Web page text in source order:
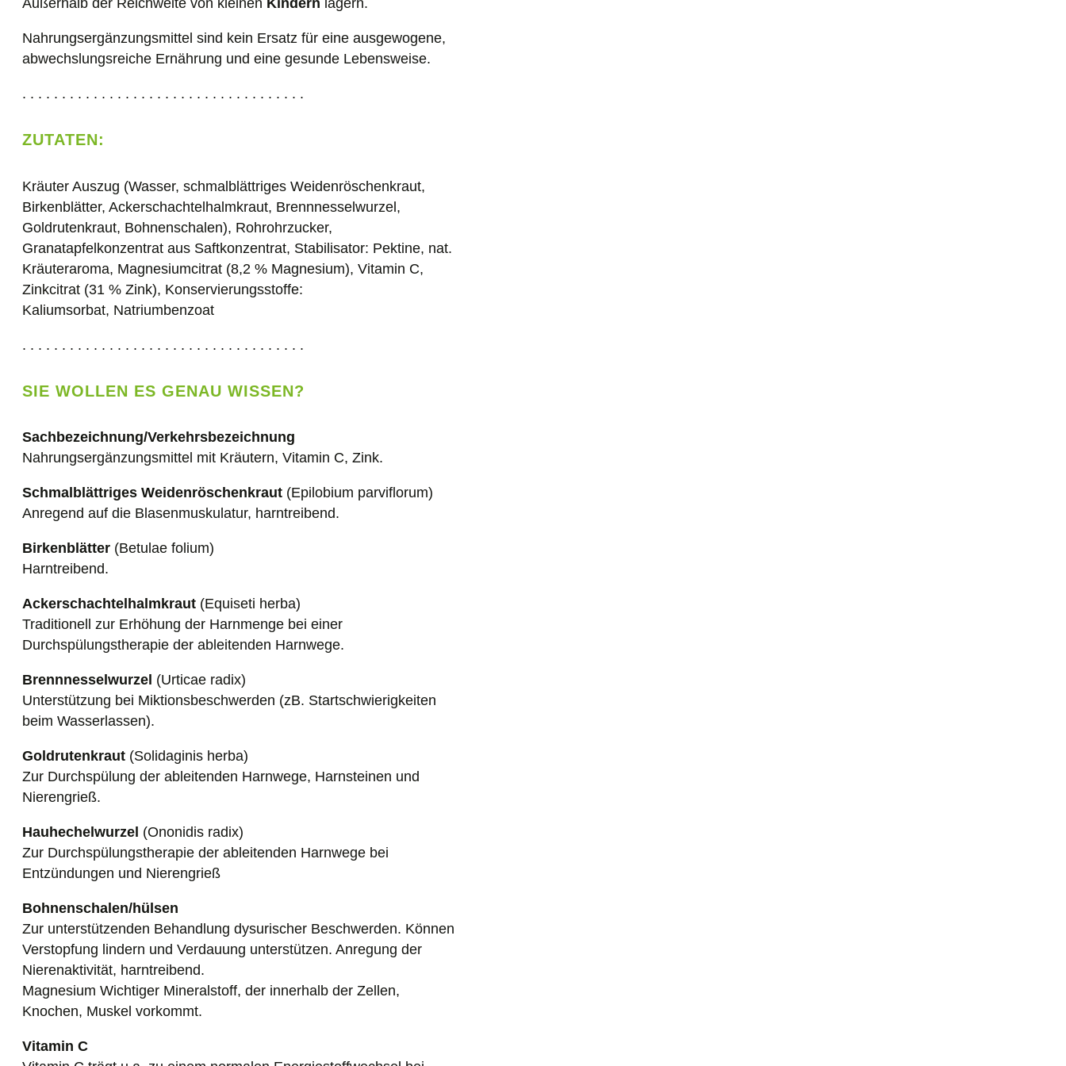
Nahrungsergänzungsmittel sind kein Ersatz für eine ausgewogene,
abwechslungsreiche Ernährung und eine gesunde Lebensweise.
. . . . . . . . . . . . . . . . . . . . . . . . . . . . . . . . . . . .
ZUTATEN:
Kräuter Auszug (Wasser, schmalblättriges Weidenröschenkraut,
Birkenblätter, Ackerschachtelhalmkraut, Brennnesselwurzel,
Goldrutenkraut, Bohnenschalen), Rohrohrzucker,
Granatapfelkonzentrat aus Saftkonzentrat, Stabilisator: Pektine, nat.
Kräuteraroma, Magnesiumcitrat (8,2 % Magnesium), Vitamin C,
Zinkcitrat (31 % Zink), Konservierungsstoffe:
Kaliumsorbat, Natriumbenzoat
. . . . . . . . . . . . . . . . . . . . . . . . . . . . . . . . . . . .
SIE WOLLEN ES GENAU WISSEN?
Sachbezeichnung/Verkehrsbezeichnung
Nahrungsergänzungsmittel mit Kräutern, Vitamin C, Zink.
Schmalblättriges Weidenröschenkraut (Epilobium parviflorum)
Anregend auf die Blasenmuskulatur, harntreibend.
Birkenblätter (Betulae folium)
Harntreibend.
Ackerschachtelhalmkraut (Equiseti herba)
Traditionell zur Erhöhung der Harnmenge bei einer
Durchspülungstherapie der ableitenden Harnwege.
Brennnesselwurzel (Urticae radix)
Unterstützung bei Miktionsbeschwerden (zB. Startschwierigkeiten
beim Wasserlassen).
Goldrutenkraut (Solidaginis herba)
Zur Durchspülung der ableitenden Harnwege, Harnsteinen und
Nierengrieß.
Hauhechelwurzel (Ononidis radix)
Zur Durchspülungstherapie der ableitenden Harnwege bei
Entzündungen und Nierengrieß
Bohnenschalen/hülsen
Zur unterstützenden Behandlung dysurischer Beschwerden. Können
Verstopfung lindern und Verdauung unterstützen. Anregung der
Nierenaktivität, harntreibend.
Magnesium Wichtiger Mineralstoff, der innerhalb der Zellen,
Knochen, Muskel vorkommt.
Vitamin C